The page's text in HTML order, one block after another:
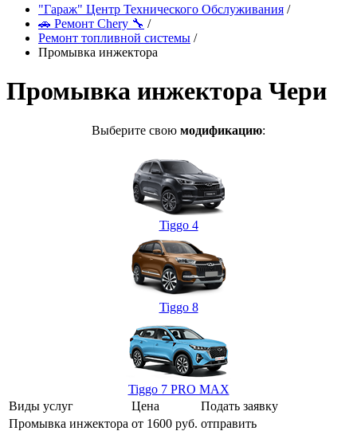
"Гараж" Центр Технического Обслуживания /
🚗 Ремонт Chery 🔧 /
Ремонт топливной системы /
Промывка инжектора
Промывка инжектора Чери
Выберите свою модификацию:
Tiggo 4
Tiggo 8
Tiggo 7 PRO MAX
Виды услуг
Цена
Подать заявку
Промывка инжектора от 1600 руб. отправить